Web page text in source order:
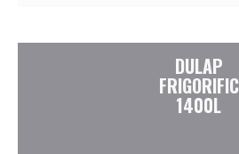
DULAP
FRIGORIFIC
1400L